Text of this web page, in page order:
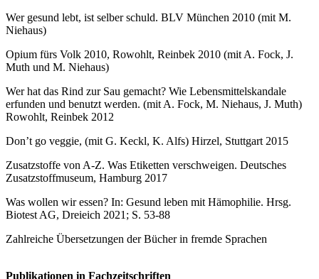
Wer gesund lebt, ist selber schuld. BLV München 2010 (mit M.
Niehaus)
Opium fürs Volk 2010, Rowohlt, Reinbek 2010 (mit A. Fock, J.
Muth und M. Niehaus)
Wer hat das Rind zur Sau gemacht? Wie Lebensmittelskandale
erfunden und benutzt werden. (mit A. Fock, M. Niehaus, J. Muth)
Rowohlt, Reinbek 2012
Don’t go veggie, (mit G. Keckl, K. Alfs) Hirzel, Stuttgart 2015
Zusatzstoffe von A-Z. Was Etiketten verschweigen. Deutsches
Zusatzstoffmuseum, Hamburg 2017
Was wollen wir essen? In: Gesund leben mit Hämophilie. Hrsg.
Biotest AG, Dreieich 2021; S. 53-88
Zahlreiche Übersetzungen der Bücher in fremde Sprachen
Publikationen in Fachzeitschriften